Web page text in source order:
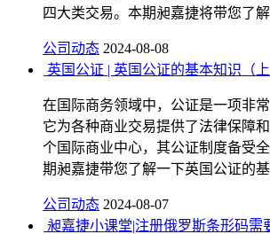
四大类交易。本期昶嘉捷将带您了
公司动态 2024-08-08
英国公证 | 英国公证的基本知识（上
在国际商务领域中，公证是一项非常
它为各种商业交易提供了法律保障
个国际商业中心，其公证制度备受
期昶嘉捷带您了解一下英国公证的基
公司动态 2024-08-07
昶嘉捷小课堂|注册俄罗斯条形码需